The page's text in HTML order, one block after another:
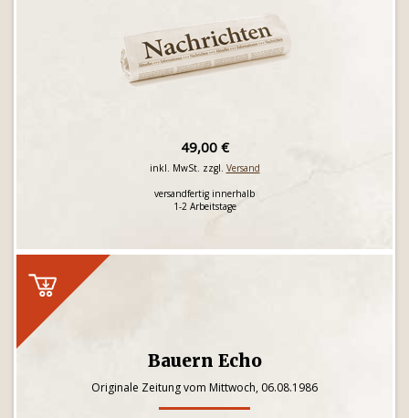
49,00 €
inkl. MwSt. zzgl. Versand
versandfertig innerhalb
1-2 Arbeitstage
Bauern Echo
Originale Zeitung vom Mittwoch, 06.08.1986